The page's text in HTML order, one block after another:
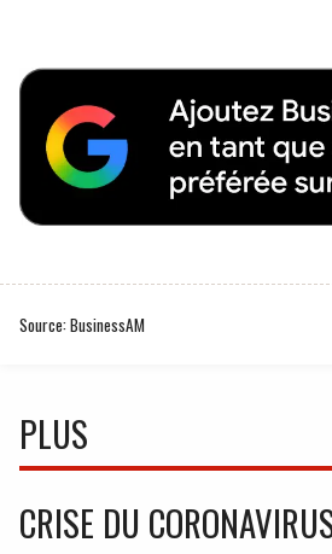
Source: BusinessAM
PLUS
CRISE DU